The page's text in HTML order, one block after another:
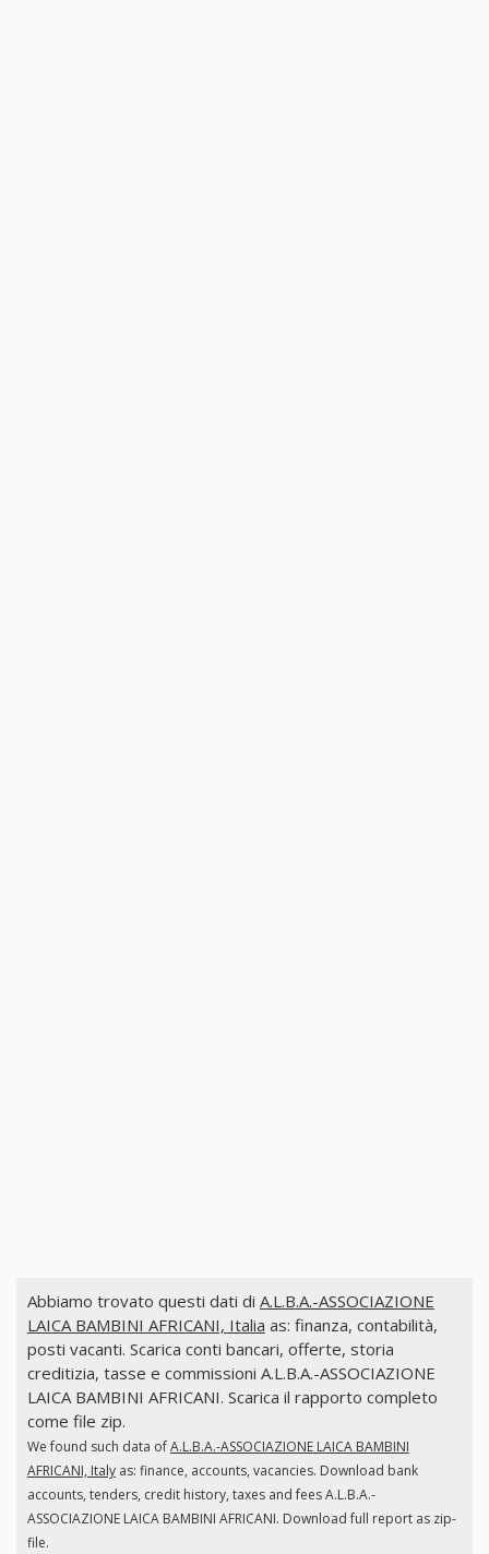
Abbiamo trovato questi dati di A.L.B.A.-ASSOCIAZIONE
LAICA BAMBINI AFRICANI, Italia as: finanza, contabilità,
posti vacanti. Scarica conti bancari, offerte, storia
creditizia, tasse e commissioni A.L.B.A.-ASSOCIAZIONE
LAICA BAMBINI AFRICANI. Scarica il rapporto completo
come file zip.
We found such data ofA.L.B.A.-ASSOCIAZIONE LAICA BAMBINI
AFRICANI, Italyas: finance, accounts, vacancies. Download bank
accounts, tenders, credit history, taxes and fees A.L.B.A.-
ASSOCIAZIONE LAICA BAMBINI AFRICANI. Download full report as zip-
file.